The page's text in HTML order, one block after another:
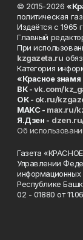
© 2015-2026
политическая
Издаётся с 1965
Главный
При
kzgazeta.ru
Категория
«Красное знамя
ВК -vk.com/
ОК - ok.ru/
MAKC - max.ru/
Я.Дзен -
Об
Газета
Управлении
информационных
Республике
02 - 01880 от